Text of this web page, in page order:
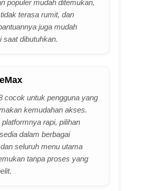
populer mudah ditemukan,
terasa rumit, dan
juga mudah
saat dibutuhkan.
cocok untuk pengguna yang
kemudahan akses.
platformnya rapi, pilihan
dalam berbagai
seluruh menu utama
tanpa proses yang